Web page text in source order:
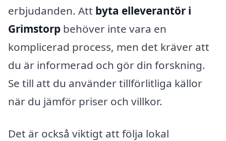
erbjudanden. Att byta elleverantör i
Grimstorp behöver inte vara en
komplicerad process, men det kräver att
du är informerad och gör din forskning.
Se till att du använder tillförlitliga källor
när du jämför priser och villkor.
Det är också viktigt att följa lokal